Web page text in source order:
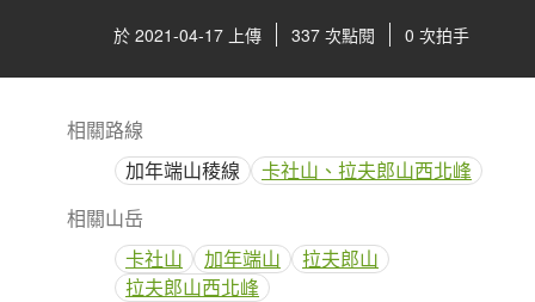
於 2021-04-17 上傳 337 次點閱 0 次拍手
相關路線
加年端山稜線
卡社山、拉夫郎山西北峰
相關山岳
卡社山
加年端山
拉夫郎山
拉夫郎山西北峰